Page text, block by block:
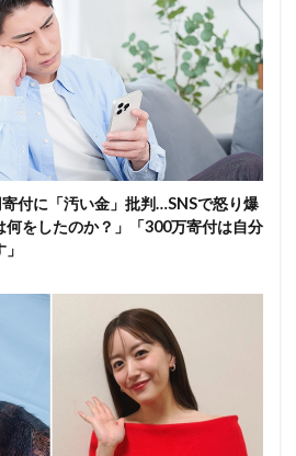
付に「汚い金」批判…SNSで怒り爆
何をしたのか？」「300万寄付は自分